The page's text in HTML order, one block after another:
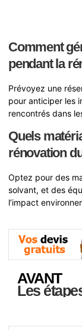
Comment
pendant la
Prévoyez une
pour anticiper les
rencontrés dans
Quels
rénovation
Optez pour des
solvant, et des
l’impact
AVANT